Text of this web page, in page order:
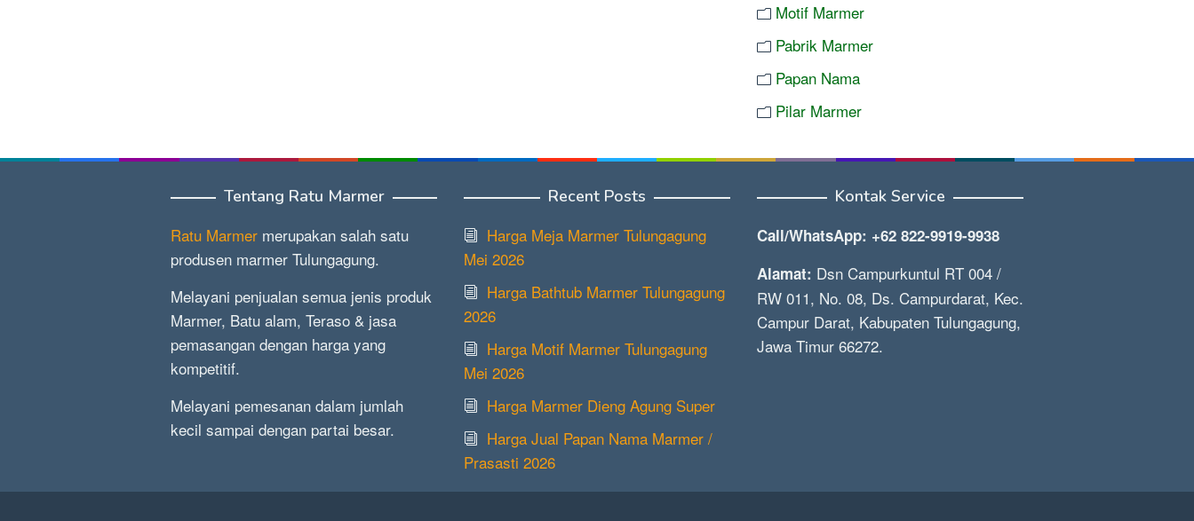
Motif Marmer
Pabrik Marmer
Papan Nama
Pilar Marmer
Tentang Ratu Marmer
Ratu Marmer merupakan salah satu
produsen marmer Tulungagung.
Melayani penjualan semua jenis produk
Marmer, Batu alam, Teraso & jasa
pemasangan dengan harga yang
kompetitif.
Melayani pemesanan dalam jumlah
kecil sampai dengan partai besar.
Recent Posts
Harga Meja Marmer Tulungagung
Mei 2026
Harga Bathtub Marmer Tulungagung
2026
Harga Motif Marmer Tulungagung
Mei 2026
Harga Marmer Dieng Agung Super
Harga Jual Papan Nama Marmer /
Prasasti 2026
Kontak Service
Call/WhatsApp: +62 822-9919-9938
Alamat: Dsn Campurkuntul RT 004 /
RW 011, No. 08, Ds. Campurdarat, Kec.
Campur Darat, Kabupaten Tulungagung,
Jawa Timur 66272.